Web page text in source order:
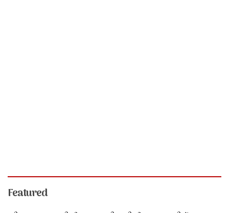
Featured